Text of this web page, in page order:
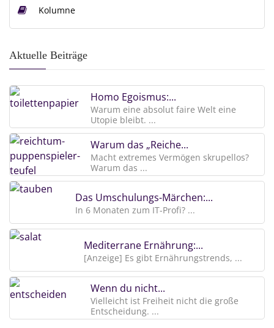
Kolumne
Aktuelle Beiträge
Homo Egoismus:...
Warum eine absolut faire Welt eine
Utopie bleibt. ...
Warum das „Reiche...
Macht extremes Vermögen skrupellos?
Warum das ...
Das Umschulungs-Märchen:...
In 6 Monaten zum IT-Profi? ...
Mediterrane Ernährung:...
[Anzeige] Es gibt Ernährungstrends, ...
Wenn du nicht...
Vielleicht ist Freiheit nicht die große
Entscheidung. ...